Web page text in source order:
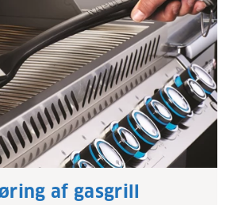
af gasgrill